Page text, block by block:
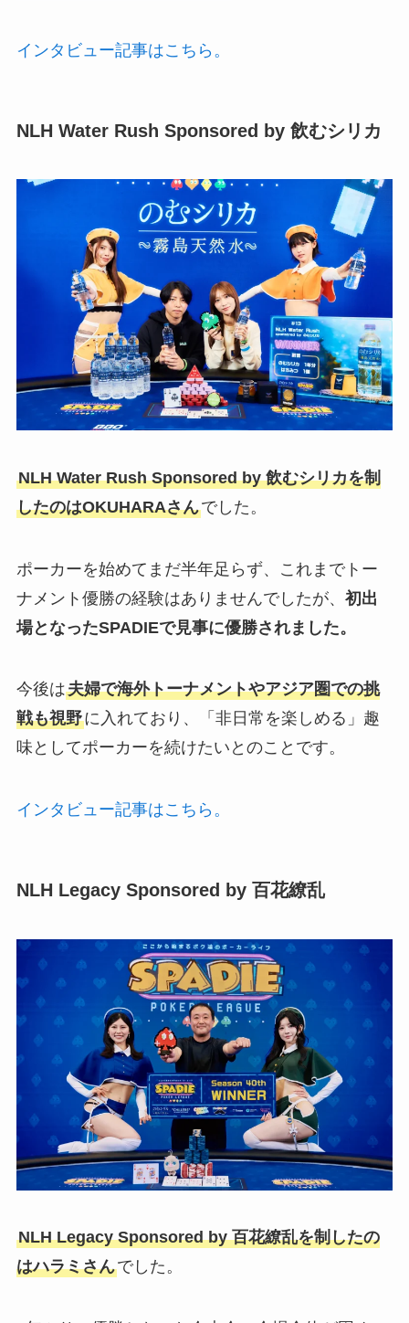
インタビュー記事はこちら。
NLH Water Rush Sponsored by 飲むシリカ
NLH Water Rush Sponsored by 飲むシリカを制
したのはOKUHARAさんでした。
ポーカーを始めてまだ半年足らず、これまでトー
ナメント優勝の経験はありませんでしたが、 初出
場となったSPADIEで見事に優勝されました。
今後は夫婦で海外トーナメントやアジア圏での挑
戦も視野に入れており、「非日常を楽しめる」趣
味としてポーカーを続けたいとのことです。
インタビュー記事はこちら。
NLH Legacy Sponsored by 百花繚乱
NLH Legacy Sponsored by 百花繚乱を制したの
はハラミさんでした。